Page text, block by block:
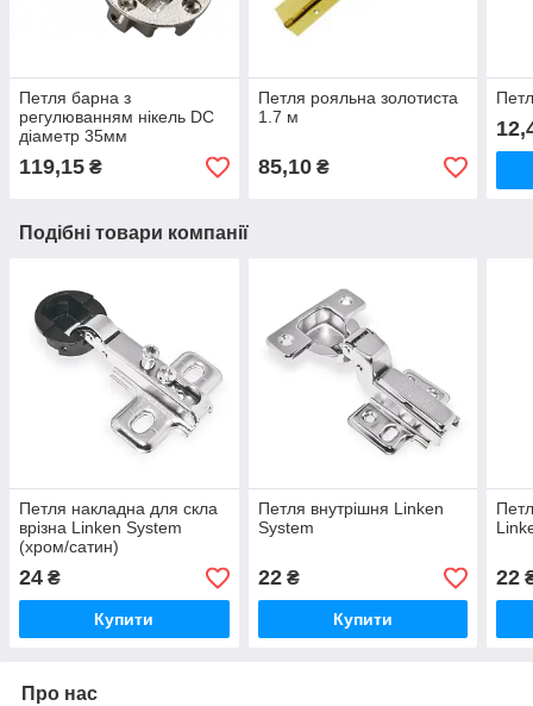
Петля барна з
регулюванням нікель DC
діаметр 35мм
119,15 ₴
Петля рояльна золотиста
1.7 м
85,10₴
Подібні товари компанії
Петля накладна для скла
врізна Linken System
(хром/сатин)
24 ₴
Купити
Петля внутрішня Linken
System
22₴
Купити
22
Про нас